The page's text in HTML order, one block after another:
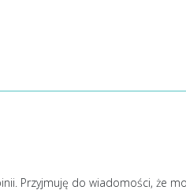
Przyjmuję do wiadomości, że